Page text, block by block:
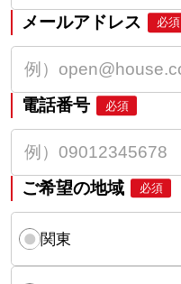
メールアドレス 必須
電話番号 必須
ご希望の地域 必須
関東